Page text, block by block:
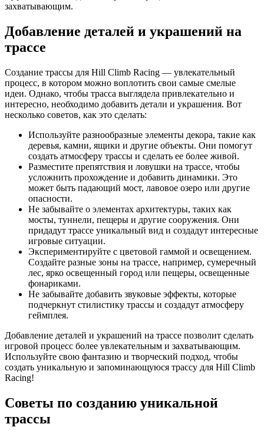
захватывающим.
Добавление деталей и украшений на
трассе
Создание трассы для Hill Climb Racing — увлекательный
процесс, в котором можно воплотить свои самые смелые
идеи. Однако, чтобы трасса выглядела привлекательно и
интересно, необходимо добавить детали и украшения. Вот
несколько советов, как это сделать:
Используйте разнообразные элементы декора, такие как
деревья, камни, ящики и другие объекты. Они помогут
создать атмосферу трассы и сделать ее более живой.
Разместите препятствия и ловушки на трассе, чтобы
усложнить прохождение и добавить динамики. Это
может быть падающий мост, лавовое озеро или другие
опасности.
Не забывайте о элементах архитектуры, таких как
мосты, туннели, пещеры и другие сооружения. Они
придадут трассе уникальный вид и создадут интересные
игровые ситуации.
Экспериментируйте с цветовой гаммой и освещением.
Создайте разные зоны на трассе, например, сумеречный
лес, ярко освещенный город или пещеры, освещенные
фонариками.
Не забывайте добавить звуковые эффекты, которые
подчеркнут стилистику трассы и создадут атмосферу
геймплея.
Добавление деталей и украшений на трассе позволит сделать
игровой процесс более увлекательным и захватывающим.
Используйте свою фантазию и творческий подход, чтобы
создать уникальную и запоминающуюся трассу для Hill Climb
Racing!
Советы по созданию уникальной
трассы